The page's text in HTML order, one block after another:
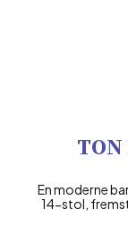
En moderne
14-stol,